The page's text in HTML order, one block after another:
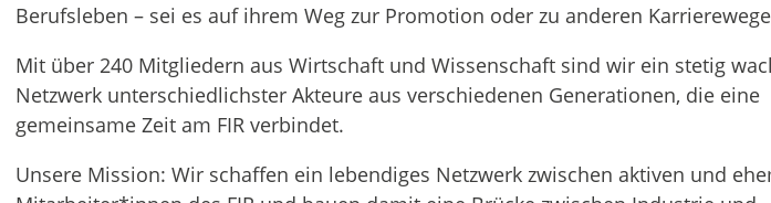
Berufsleben – sei es auf ihrem Weg zur Promotion oder zu anderen
Mit über 240 Mitgliedern aus Wirtschaft und Wissenschaft sind wir ein stetig
Netzwerk unterschiedlichster Akteure aus verschiedenen Generationen, die eine
gemeinsame Zeit am FIR verbindet.
Unsere Mission: Wir schaffen ein lebendiges Netzwerk zwischen aktiven und